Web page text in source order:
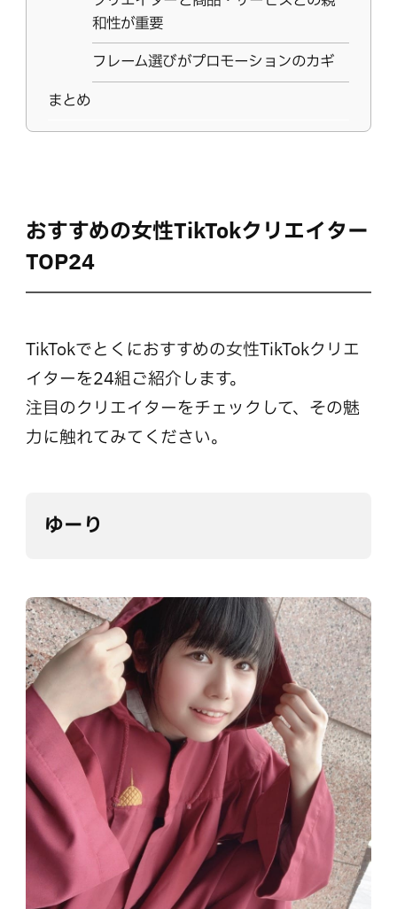
和性が重要
フレーム選びがプロモーションのカギ
まとめ
おすすめの女性TikTokクリエイター
TOP24
TikTokでとくにおすすめの女性TikTokクリエ
イターを24組ご紹介します。
注目のクリエイターをチェックして、その魅
力に触れてみてください。
ゆーり